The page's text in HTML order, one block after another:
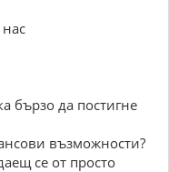
бързо да постигне
възможности?
се от просто